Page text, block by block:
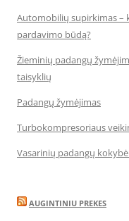
Automobilių supirkimas –
pardavimo būdą?
Žieminių padangų
taisyklių
Padangų žymėjimas
Turbokompresoriaus
Vasarinių padangų
AUGINTINIU PREKES